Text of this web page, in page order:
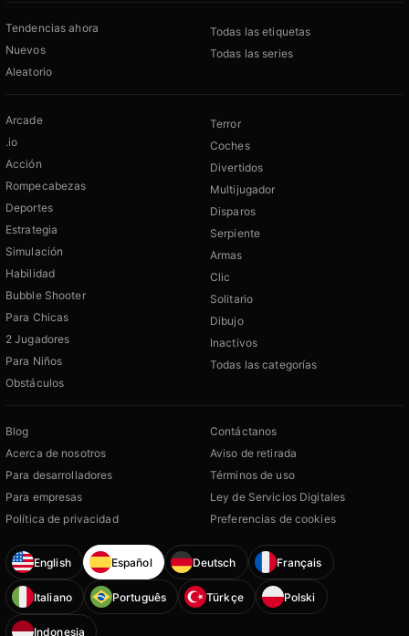
Tendencias ahora
Nuevos
Aleatorio
Todas las etiquetas
Todas las series
Arcade
.io
Acción
Rompecabezas
Deportes
Estrategia
Simulación
Habilidad
Bubble Shooter
Para Chicas
2 Jugadores
Para Niños
Obstáculos
Terror
Coches
Divertidos
Multijugador
Disparos
Serpiente
Armas
Clic
Solitario
Dibujo
Inactivos
Todas las categorías
Blog
Acerca de nosotros
Para desarrolladores
Para empresas
Política de privacidad
Contáctanos
Aviso de retirada
Términos de uso
Ley de Servicios Digitales
Preferencias de cookies
English Español Deutsch Français
Italiano Português Türkçe Polski
Indonesia